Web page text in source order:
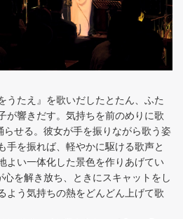
たえ』を歌いだしたとたん、ふた
が響きだす。気持ちを前のめりに歌
らせる。彼女が手を振りながら歌う姿
手を振れば、軽やかに駆ける歌声と
よい一体化した景色を作りあげてい
心を解き放ち、ときにスキャットをし
よう気持ちの熱をどんどん上げて歌